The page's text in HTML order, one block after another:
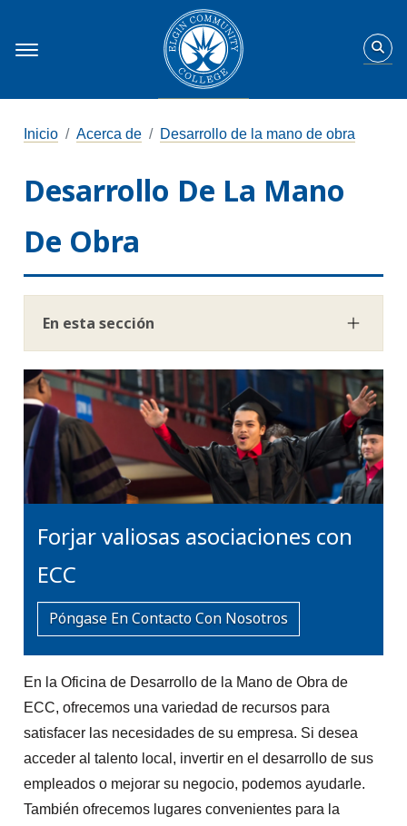
Inicio Acerca de Desarrollo de la mano de obra
Desarrollo De La Mano
De Obra
En esta sección
Forjar valiosas asociaciones con
ECC
Póngase En Contacto Con Nosotros
En la Oficina de Desarrollo de la Mano de Obra de
ECC, ofrecemos una variedad de recursos para
satisfacer las necesidades de su empresa. Si desea
acceder al talento local, invertir en el desarrollo de sus
empleados o mejorar su negocio, podemos ayudarle.
También ofrecemos lugares convenientes para la